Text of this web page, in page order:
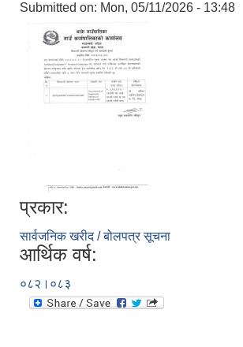
Submitted on: Mon, 05/11/2026 - 13:48
प्रकार:
सार्वजनिक खरीद / बोलपत्र सूचना
आर्थिक वर्ष:
०८२।०८३